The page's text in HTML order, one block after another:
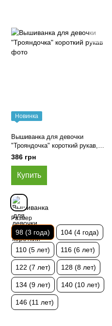
Новинка
Вышиванка для девочки
"Трояндочка" короткий рукав,
Черно-белый, 98 (3 года)
386 грн
Купить
Размер
98 (3 года) 104 (4 года)
110 (5 лет) 116 (6 лет)
122 (7 лет) 128 (8 лет)
134 (9 лет) 140 (10 лет)
146 (11 лет)